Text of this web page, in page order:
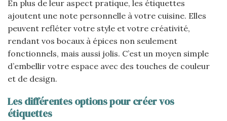
En plus de leur aspect pratique, les étiquettes
ajoutent une note personnelle à votre cuisine. Elles
peuvent refléter votre style et votre créativité,
rendant vos bocaux à épices non seulement
fonctionnels, mais aussi jolis. C’est un moyen simple
d’embellir votre espace avec des touches de couleur
et de design.
Les différentes options pour créer vos
étiquettes